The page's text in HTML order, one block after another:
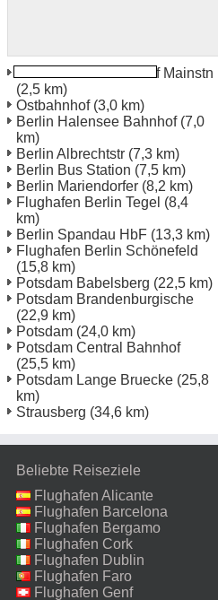
Berlin Lehrter Bahnhof Mainstn
(2,5 km)
Ostbahnhof(3,0 km)
Berlin Halensee Bahnhof(7,0
km)
Berlin Albrechtstr (7,3 km)
Berlin Bus Station (7,5 km)
Berlin Mariendorfer (8,2 km)
Flughafen Berlin Tegel (8,4
km)
Berlin Spandau HbF (13,3 km)
Flughafen Berlin Schönefeld
(15,8 km)
Potsdam Babelsberg (22,5 km)
Potsdam Brandenburgische
(22,9 km)
Potsdam (24,0 km)
Potsdam Central Bahnhof
(25,5 km)
Potsdam Lange Bruecke (25,8
km)
Strausberg (34,6 km)
Beliebte Reiseziele
Flughafen Alicante
Flughafen Barcelona
Flughafen Bergamo
Flughafen Cork
Flughafen Dublin
Flughafen Faro
Flughafen Genf